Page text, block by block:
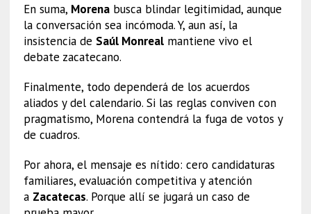
En suma, Morenabusca blindar legitimidad, aunque
la conversación sea incómoda. Y, aun así, la
insistencia de Saúl Monrealmantiene vivo el
debate zacatecano.
Finalmente, todo dependerá de los acuerdos
aliados y del calendario. Si las reglas conviven con
pragmatismo, Morena contendrá la fuga de votos y
de cuadros.
Por ahora, el mensaje es nítido: cero candidaturas
familiares, evaluación competitiva y atención
a Zacatecas. Porque allí se jugará un caso de